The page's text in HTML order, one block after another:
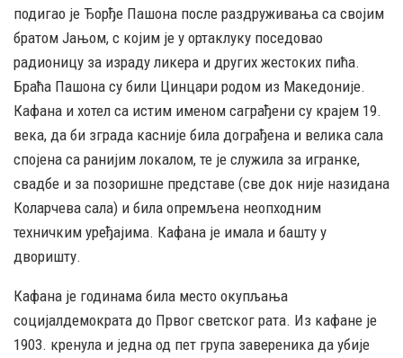
подигао је Ђорђе Пашона после раздруживања са својим
братом Јањом, с којим је у ортаклуку поседовао
радионицу за израду ликера и других жестоких пића.
Браћа Пашона су били Цинцари родом из Македоније.
Кафана и хотел са истим именом саграђени су крајем 19.
века, да би зграда касније била дограђена и велика сала
спојена са ранијим локалом, те је служила за игранке,
свадбе и за позоришне представе (све док није назидана
Коларчева сала) и била опремљена неопходним
техничким уређајима. Кафана је имала и башту у
дворишту.
Кафана је годинама била место окупљања
социјалдемократа до Првог светског рата. Из кафане је
1903. кренула и једна од пет група завереника да убије